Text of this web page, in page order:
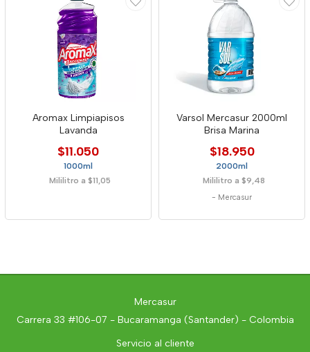
Aromax Limpiapisos
Lavanda
$11.050
1000ml
Mililitro a $11,05
Varsol Mercasur 2000ml
Brisa Marina
$18.950
2000ml
Mililitro a $9,48
- Mercasur
Mercasur
Carrera 33 #106-07 - Bucaramanga (Santander) - Colombia
Servicio al cliente